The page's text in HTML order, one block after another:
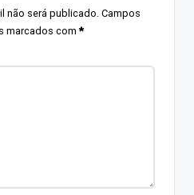
não será publicado. Campos
marcados com*